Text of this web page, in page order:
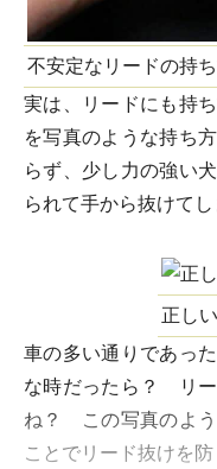
不安定なリードの持
実は、リードにも持
を写真のような持ち
らず、少し力の強い
られて手から抜けてし
正し
車の多い通りであっ
な時だったら？ リー
ね？ この写真のよう
ことでリード抜けを防